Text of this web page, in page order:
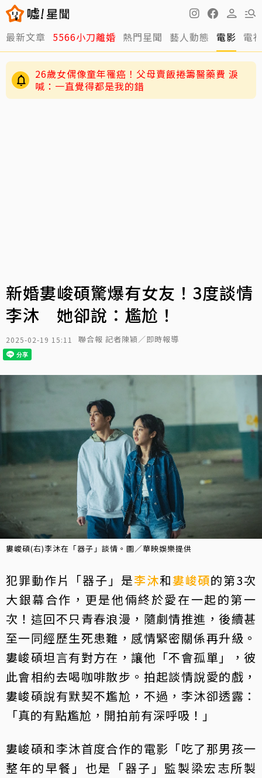
最新文章 5566小刀離婚 熱門星聞 藝人動態 電影 電
26歲女偶像童年罹癌！父母賣飯捲籌醫藥費 淚
喊：一直覺得都是我的錯
新婚婁峻碩驚爆有女友！3度談情
李沐 她卻說：尷尬！
2025-02-19 15:11 聯合報 記者陳穎／即時報導
婁峻碩(右)李沐在「器子」談情。圖／華映娛樂提供
犯罪動作片「器子」是李沐和婁峻碩的第3次
大銀幕合作，更是他倆終於愛在一起的第一
次！這回不只青春浪漫，隨劇情推進，後續甚
至一同經歷生死患難，感情緊密關係再升級。
婁峻碩坦言有對方在，讓他「不會孤單」，彼
此會相約去喝咖啡散步。拍起談情說愛的戲，
婁峻碩說有默契不尷尬，不過，李沐卻透露：
「真的有點尷尬，開拍前有深呼吸！」
婁峻碩和李沐首度合作的電影「吃了那男孩一
整年的早餐」也是「器子」監製梁宏志所製